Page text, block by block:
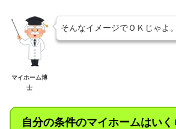
マイホーム博
士
そんなイメージでＯＫじゃよ。
自分の条件のマイホームはいく